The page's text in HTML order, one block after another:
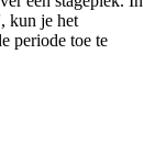
kun je het
periode toe te